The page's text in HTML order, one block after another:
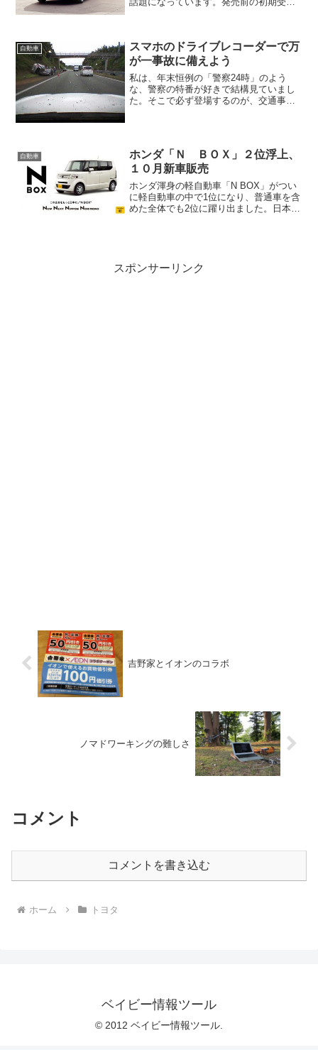
と、出足好調でかなり...
自動車
スマホのドライブレコーダーで万
が一事故に備えよう
私は、年末恒例の「警察24時」のよう
な、警察の特番が好きで結構見ていまし
た。そこで必ず登場するのが、交通事故
自動車
ホンダ「Ｎ ＢＯＸ」２位浮上、
１０月新車販売
ホンダ渾身の軽自動車「N BOX」がつい
に軽自動車の中で1位になり、普通車を含
めた全体でも2位に躍り出ました。日本自
スポンサーリンク
吉野家とイオンのコラボ
ノマドワーキングの難しさ
コメント
コメントを書き込む
ホーム トヨタ
ベイビー情報ツール
© 2012 ベイビー情報ツール.